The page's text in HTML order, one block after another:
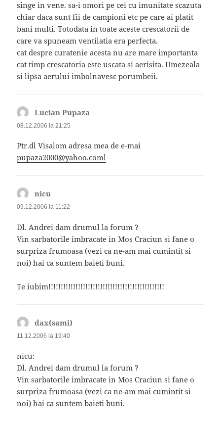
singe in vene. sa-i omori pe cei cu imunitate scazuta
chiar daca sunt fii de campioni etc pe care ai platit
bani multi. Totodata in toate aceste crescatorii de
care va spuneam ventilatia era perfecta.
cat despre curatenie acesta nu are mare importanta
cat timp crescatoria este uscata si aerisita. Umezeala
si lipsa aerului imbolnavesc porumbeii.
Lucian Pupaza
08.12.2006 la 21:25
Ptr.dl Visalom adresa mea de e-mai
pupaza2000@yahoo.coml
nicu
09.12.2006 la 11:22
Dl. Andrei dam drumul la forum ?
Vin sarbatorile imbracate in Mos Craciun si fane o
surpriza frumoasa (vezi ca ne-am mai cumintit si
noi) hai ca suntem baieti buni.
Te iubim!!!!!!!!!!!!!!!!!!!!!!!!!!!!!!!!!!!!!!!!!!!!!!!
dax(sami)
11.12.2006 la 19:40
nicu:
Dl. Andrei dam drumul la forum ?
Vin sarbatorile imbracate in Mos Craciun si fane o
surpriza frumoasa (vezi ca ne-am mai cumintit si
noi) hai ca suntem baieti buni.